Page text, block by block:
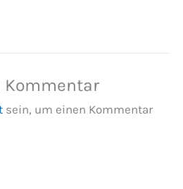
Kommentar
sein, um einen Kommentar